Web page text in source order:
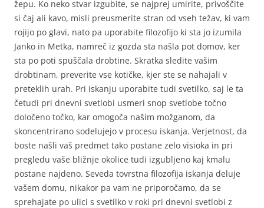
žepu. Ko neko stvar izgubite, se najprej umirite, privoščite
si čaj ali kavo, misli preusmerite stran od vseh težav, ki vam
rojijo po glavi, nato pa uporabite filozofijo ki sta jo izumila
Janko in Metka, namreč iz gozda sta našla pot domov, ker
sta po poti spuščala drobtine. Skratka sledite vašim
drobtinam, preverite vse kotičke, kjer ste se nahajali v
preteklih urah. Pri iskanju uporabite tudi svetilko, saj le ta
četudi pri dnevni svetlobi usmeri snop svetlobe točno
določeno točko, kar omogoča našim možganom, da
skoncentrirano sodelujejo v procesu iskanja. Verjetnost, da
boste našli vaš predmet tako postane zelo visioka in pri
pregledu vaše bližnje okolice tudi izgubljeno kaj kmalu
postane najdeno. Seveda tovrstna filozofija iskanja deluje
vašem domu, nikakor pa vam ne priporočamo, da se
sprehajate po ulici s svetilko v roki pri dnevni svetlobi z